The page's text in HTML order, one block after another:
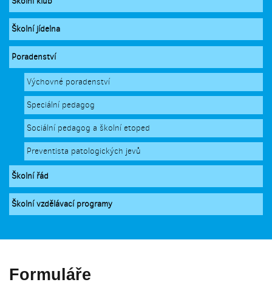
Školní jídelna
Poradenství
Výchovné poradenství
Speciální pedagog
Sociální pedagog a školní etoped
Preventista patologických jevů
Školní řád
Školní vzdělávací programy
Formuláře